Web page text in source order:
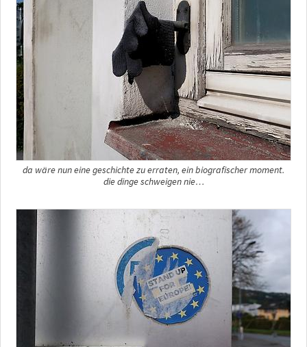
da wäre nun eine geschichte zu erraten, ein biografischer moment.
die dinge schweigen nie…